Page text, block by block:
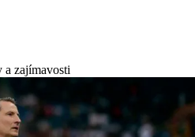
a zajímavosti